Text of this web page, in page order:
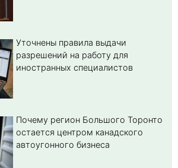
Уточнены правила выдачи
разрешений на работу для
иностранных специалистов
Почему регион Большого Торонто
остается центром канадского
автоугонного бизнеса